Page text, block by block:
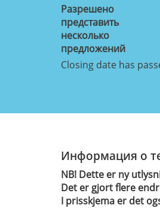
Разрешено
представить
несколько
предложений
Closing date has
Информация о
NB! Dette er ny
Det er gjort flere
I prisskjema er det